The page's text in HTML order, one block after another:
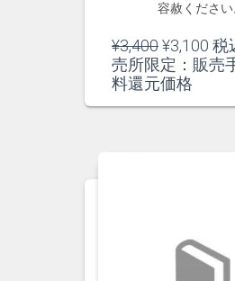
容赦ください
¥3,400元
の
価
¥3,100 現
在
税
売所限定：販売
料還元価格